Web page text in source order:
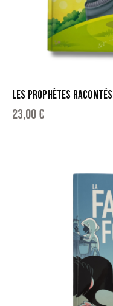
LES PROPHÈTES
23,00€